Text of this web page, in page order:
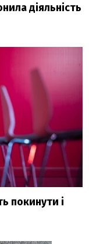
діяльність
покинути і